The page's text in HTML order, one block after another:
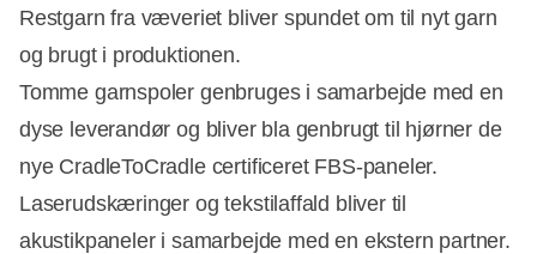
Restgarn fra væveriet bliver spundet om til nyt garn
og brugt i produktionen.
Tomme garnspoler genbruges i samarbejde med en
dyse leverandør og bliver bla genbrugt til hjørner de
nye CradleToCradle certificeret FBS-paneler.
Laserudskæringer og tekstilaffald bliver til
akustikpaneler i samarbejde med en ekstern partner.